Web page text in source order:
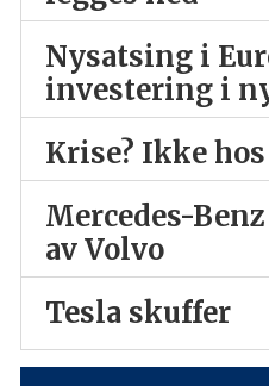
Nysatsing i
investering i
Krise? Ikke
Mercedes-
av Volvo
Tesla skuffer